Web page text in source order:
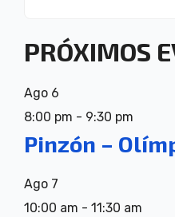
PRÓXIMOS
Ago 6
8:00 pm - 9:30 pm
Pinzón –
Ago 7
10:00 am - 11:30 am